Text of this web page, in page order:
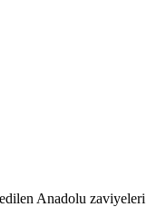
Anadolu